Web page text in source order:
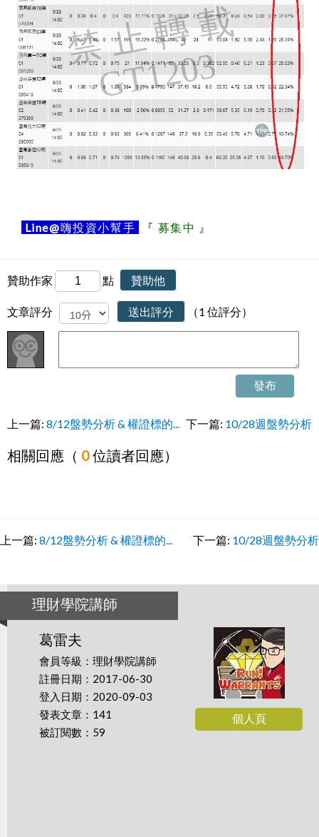
Line@嗨投資小幫手 『 募集中 』
贊助作家 點 贊助他
文章評分 送出評分 （1 位評分）
發布
上一篇: 8/12盤勢分析 & 權證標的... 下一篇: 10/28週盤勢分析
相關回應（ 0位讀者回應）
上一篇: 8/12盤勢分析 & 權證標的... 下一篇: 10/28週盤勢分析
理財學院講師
葛雷夫
會員等級：理財學院講師
註冊日期：2017-06-30
登入日期：2020-09-03
發表文章：141
被訂閱數：59
個人頁